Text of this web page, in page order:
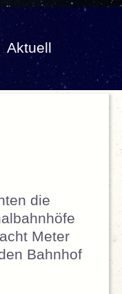
Aktuell
die
Meter
Bahnhof